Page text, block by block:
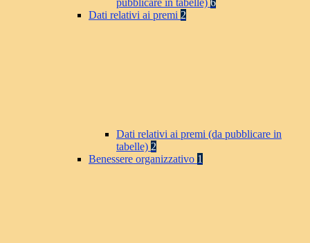
pubblicare in tabelle) 6
Dati relativi ai premi 2
Dati relativi ai premi (da pubblicare in
tabelle) 2
Benessere organizzativo 1